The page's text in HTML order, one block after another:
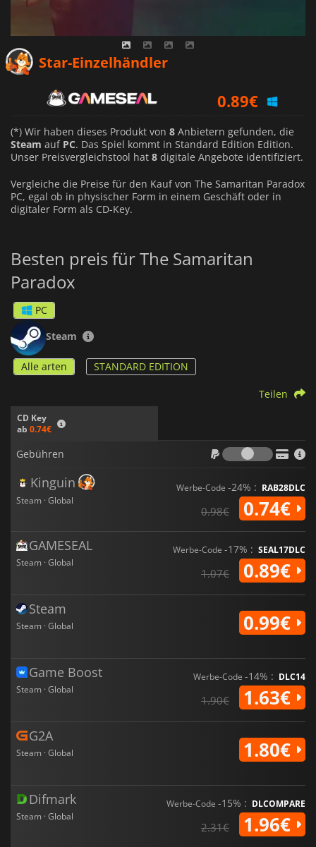
Star-Einzelhändler
0.89€
0.99€
(*) Wir haben dieses Produkt von 8 Anbietern gefunden, die
Steam auf PC. Das Spiel kommt in Standard Edition Edition.
Unser Preisvergleichstool hat 8 digitale Angebote identifiziert.
Vergleiche die Preise für den Kauf von The Samaritan Paradox
PC, egal ob in physischer Form in einem Geschäft oder in
digitaler Form als CD-Key.
Besten preis für The Samaritan
Paradox
PC
Steam
Alle arten STANDARD EDITION
CD Key
ab 0.74€
Teilen
Gebühren
Kinguin
Steam · Global
Werbe-Code -24% : RAB28DLC
0.98€ 0.74€
GAMESEAL
Steam · Global
Werbe-Code -17% : SEAL17DLC
1.07€ 0.89€
Steam
Steam · Global 0.99€
Game Boost
Steam · Global
Werbe-Code -14% : DLC14
1.90€ 1.63€
G2A
Steam · Global 1.80€
Difmark
Steam · Global
Werbe-Code -15% : DLCOMPARE
2.31€ 1.96€